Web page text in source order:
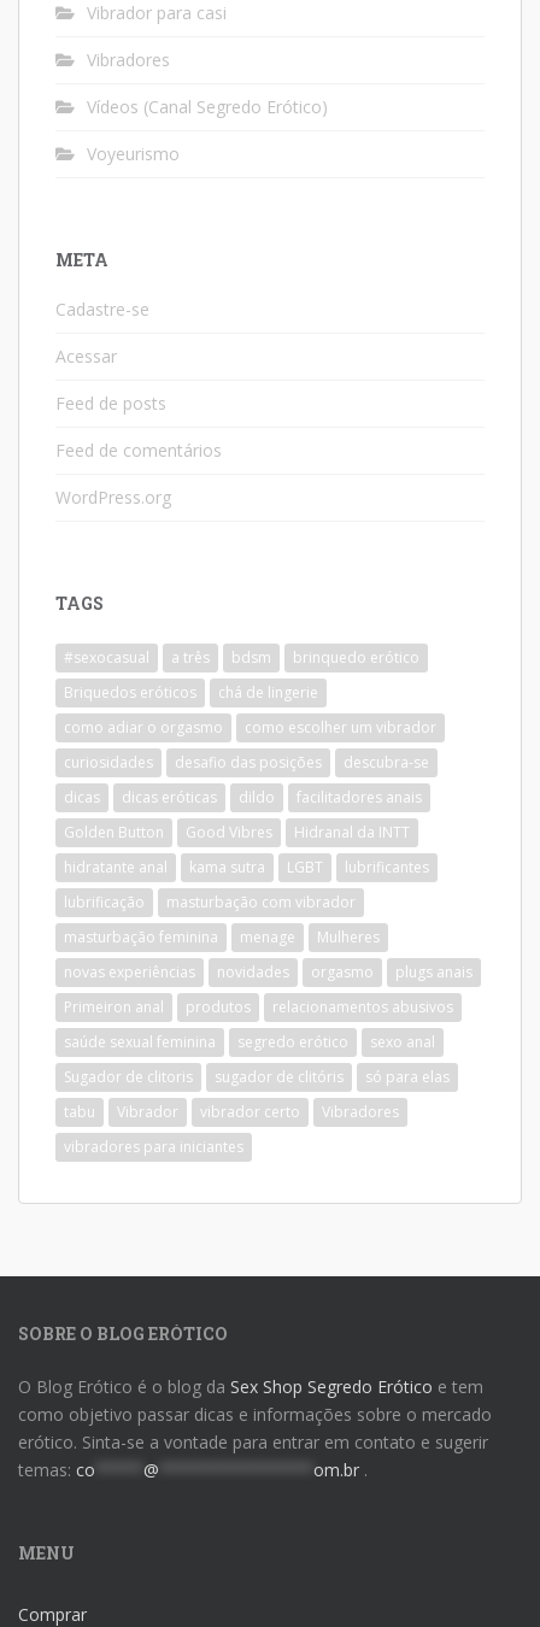
Vibrador para casi
Vibradores
Vídeos (Canal Segredo Erótico)
Voyeurismo
META
Cadastre-se
Acessar
Feed de posts
Feed de comentários
WordPress.org
TAGS
#sexocasual a três bdsm
brinquedo erótico
Briquedos eróticos
chá de lingerie
como adiar o orgasmo
como escolher um vibrador
curiosidades
desafio das posições
descubra-se
dicas
dicas eróticas dildo
facilitadores anais
Golden Button
Good Vibres
Hidranal da INTT
hidratante anal
kama sutra LGBT
lubrificantes
lubrificação
masturbação com vibrador
masturbação feminina
menage
Mulheres
novas experiências
novidades orgasmo
plugs anais
Primeiron anal
produtos
relacionamentos abusivos
saúde sexual feminina
segredo erótico
sexo anal
Sugador de clitoris
sugador de clitóris
só para elas
tabu
Vibrador vibrador certo
Vibradores
vibradores para iniciantes
SOBRE O BLOG ERÓTICO
O Blog Erótico é o blog da Sex Shop Segredo Erótico e tem
como objetivo passar dicas e informações sobre o mercado
erótico. Sinta-se a vontade para entrar em contato e sugerir
temas: co @ om.br .
MENU
Comprar